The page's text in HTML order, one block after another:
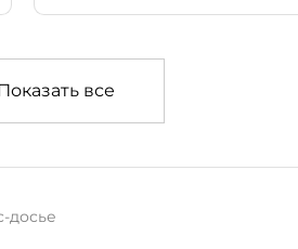
все
досье